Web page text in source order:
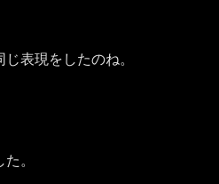
表現をしたのね。
。